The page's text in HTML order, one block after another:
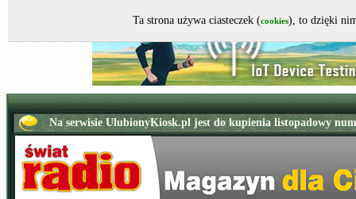
Ta strona używa ciasteczek (cookies), to dzięki